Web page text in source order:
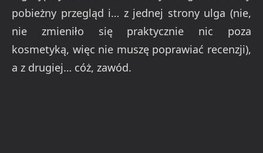
pobieżny przegląd i… z jednej strony ulga (nie,
nie zmieniło się praktycznie nic poza
kosmetyką, więc nie muszę poprawiać recenzji),
a z drugiej… cóż, zawód.